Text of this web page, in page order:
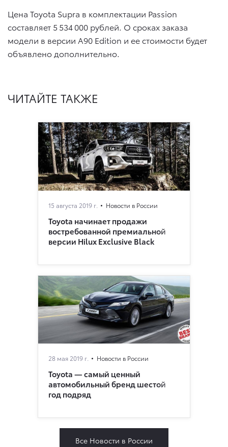
Цена Toyota Supra в комплектации Passion
составляет 5 534 000 рублей. О сроках заказа
модели в версии A90 Edition и ее стоимости будет
объявлено дополнительно.
ЧИТАЙТЕ ТАКЖЕ
15 августа 2019 г. Новости в России
Toyota начинает продажи
востребованной премиальной
версии Hilux Exclusive Black
28 мая 2019 г. Новости в России
Toyota — самый ценный
автомобильный бренд шестой
год подряд
Все Новости в России